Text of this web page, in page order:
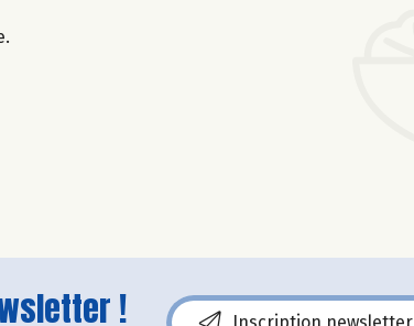
! Inscription newsletter